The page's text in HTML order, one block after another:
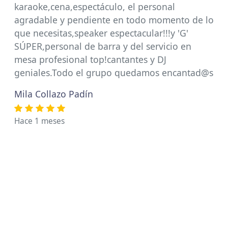
karaoke,cena,espectáculo, el personal
agradable y pendiente en todo momento de lo
que necesitas,speaker espectacular!!!y 'G'
SÚPER,personal de barra y del servicio en
mesa profesional top!cantantes y DJ
geniales.Todo el grupo quedamos encantad@s
Mila Collazo Padín
Hace 1 meses